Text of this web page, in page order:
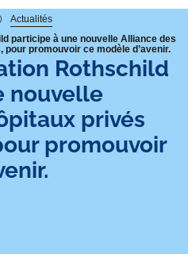
Actualités
participe à une nouvelle Alliance des
promouvoir ce modèle d’avenir.
Rothschild
nouvelle
privés
promouvoir